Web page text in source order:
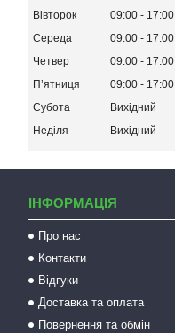
Вівторок
09:00
17:00
Середа
09:00
17:00
Четвер
09:00
17:00
Пʼятниця
09:00
17:00
Субота
Вихідний
Неділя
Вихідний
ІНФОРМАЦІЯ
Про нас
Контакти
Відгуки
Доставка та оплата
Повернення та обмін